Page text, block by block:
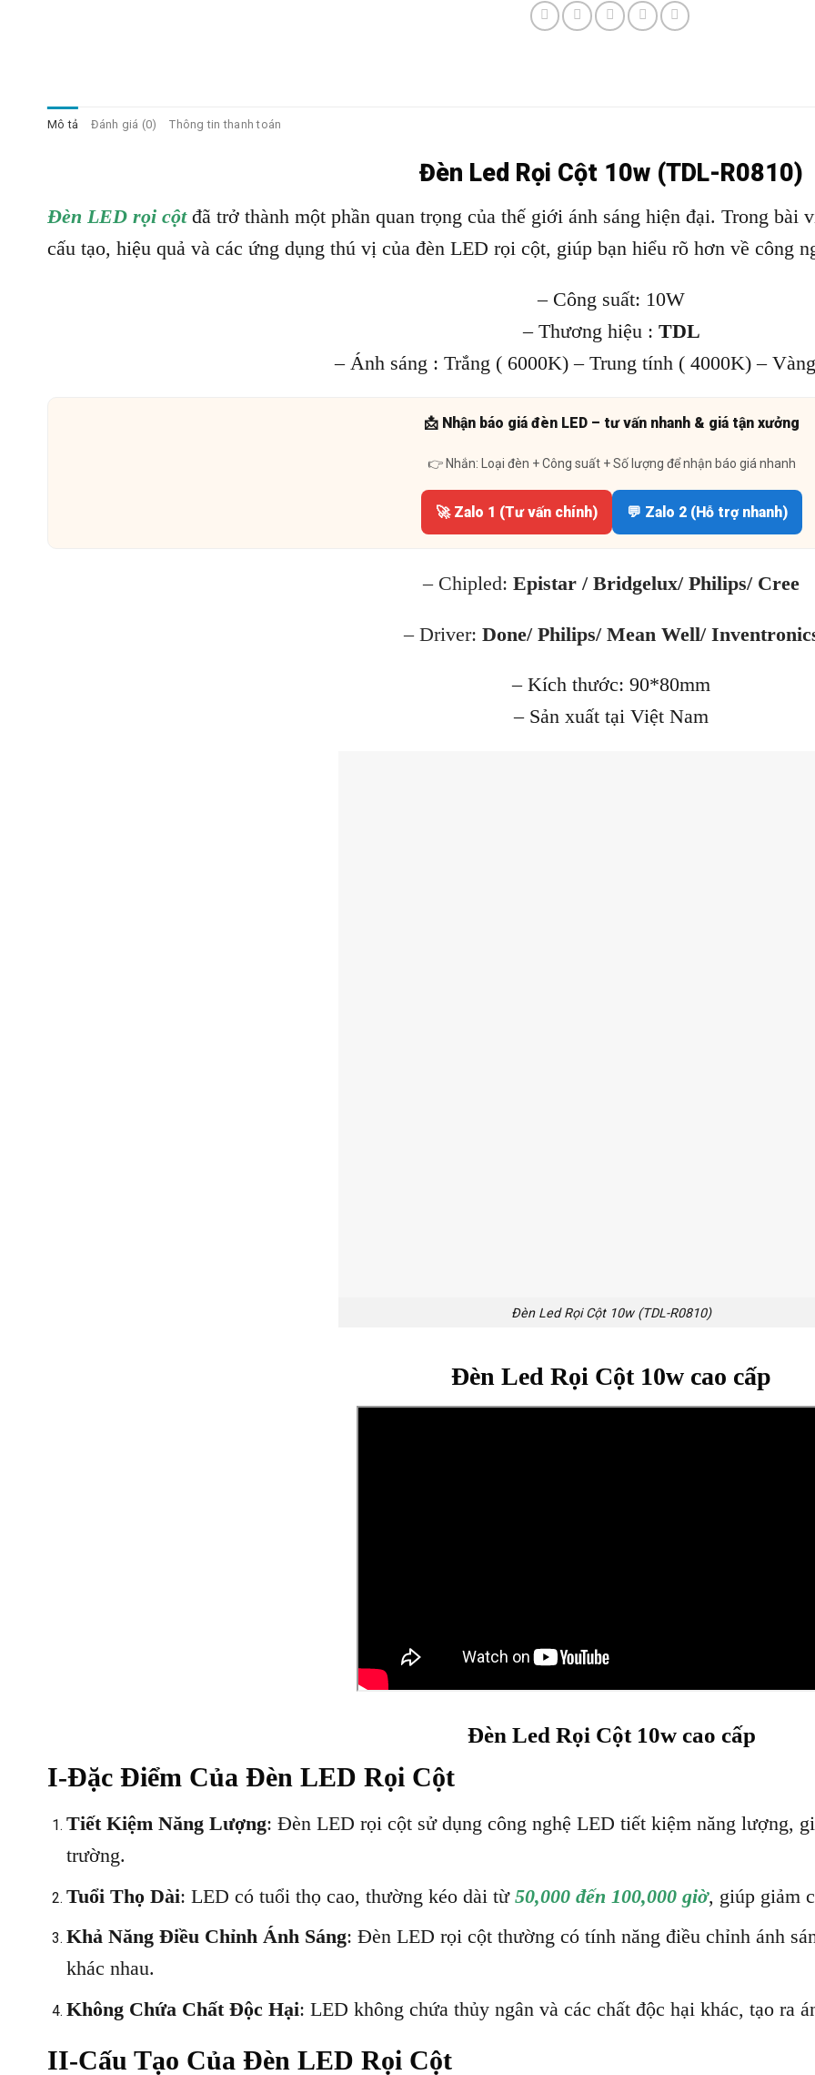
Mô tả Đánh giá (0) Thông tin thanh toán
Đèn Led Rọi Cột 10w (TDL-R0810)
Đèn LED rọi cột đã trở thành một phần quan trọng của thế giới ánh sáng hiện đại. Trong bài
cấu tạo, hiệu quả và các ứng dụng thú vị của đèn LED rọi cột, giúp bạn hiểu rõ hơn về công
– Công suất: 10W
– Thương hiệu : TDL
– Ánh sáng : Trắng ( 6000K) – Trung tính ( 4000K) –
📩 Nhận báo giá đèn LED – tư vấn nhanh & giá tận xưởng
👉 Nhắn: Loại đèn + Công suất + Số lượng để nhận báo giá nhanh
🚀 Zalo 1 (Tư vấn chính) 💬 Zalo 2 (Hỗ trợ nhanh)
– Chipled: Epistar / Bridgelux/ Philips/ Cree
– Driver: Done/ Philips/ Mean Well/
– Kích thước: 90*80mm
– Sản xuất tại Việt Nam
Đèn Led Rọi Cột 10w (TDL-R0810)
Đèn Led Rọi Cột 10w cao cấp
Đèn Led Rọi Cột 10w cao cấp
I-Đặc Điểm Của Đèn LED Rọi Cột
Tiết Kiệm Năng Lượng: Đèn LED rọi cột sử dụng công nghệ LED tiết kiệm năng lượng,
trường.
Tuổi Thọ Dài: LED có tuổi thọ cao, thường kéo dài từ 50,000 đến 100,000 giờ, giúp giảm
Khả Năng Điều Chỉnh Ánh Sáng: Đèn LED rọi cột thường có tính năng điều chỉnh ánh
khác nhau.
Không Chứa Chất Độc Hại: LED không chứa thủy ngân và các chất độc hại khác, tạo ra
II-Cấu Tạo Của Đèn LED Rọi Cột